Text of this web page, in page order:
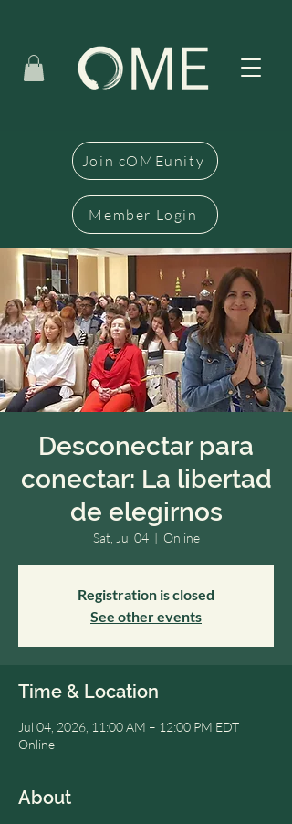
Join cOMEunity
Member Login
Desconectar para
conectar: La libertad
de elegirnos
Sat, Jul 04
  |
Online
Registration is closed
See other events
Time & Location
Jul 04, 2026, 11:00 AM – 12:00 PM EDT
Online
About